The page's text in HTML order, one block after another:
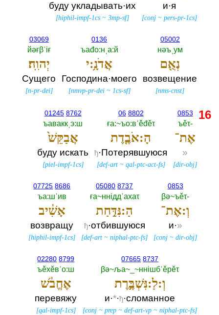
и·я
[conj ~pers-pr-1cs]
буду укладывать·их
[hiphil-impf-1cs ~3mp-sf]
05002
нәъˌум
נְאֻ֖ם
возвещение
[nms-cnst]
0136
ъаđо:нˌа:й
אֲדֹנָ֥:י
Господина·моего
[nmvp-pr-dei~ 1cs-sf]
03069
йәғβˈiғ
יְהוִֽה׃
Сущего
[n-pr-dei]
0853
ъěτ-‎
אֶת־
»
[dir-obj]
06 8802
ға:~ъо:вˈěđěτ
הָ:אֹבֶ֤דֶת
ђ·Потерявшуюся
[def-art~ qal-ptc-act-fs]
01245 8762
ъаваккˌэ:ш
אֲבַקֵּשׁ֙
буду искать
[piel-impf-1cs]
0853
βә~ъěτ-‎
וְ:אֶת־
и·»
[conj ~dir-obj]
05080 8737
ға~ннiддˈахаτ
הַ:נִּדַּ֣חַת
ђ·отбившуюся
[def-art ~niphal-ptc-fs]
07725 8686
ъа:шˈив
אָשִׁ֔יב
возвращу
[hiphil-impf-1cs]
07665 8737
βә~ља~_~ннiшбˈěрěτ
וְ:לַ:נִּשְׁבֶּ֣רֶת
и·*·ђ·сломанное
[conj ~prep ~def-art-vp ~niphal-ptc-fs]
02280 8799
ъěхěвˈо:ш
אֶחֱבֹ֔שׁ
перевяжу
[qal-impf-1cs]
16